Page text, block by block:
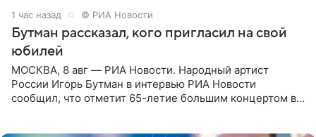
1 час назад © РИА Новости
Бутман рассказал, кого пригласил на свой
юбилей
МОСКВА, 8 авг — РИА Новости. Народный артист
России Игорь Бутман в интервью РИА Новости
сообщил, что отметит 65-летие большим концертом в